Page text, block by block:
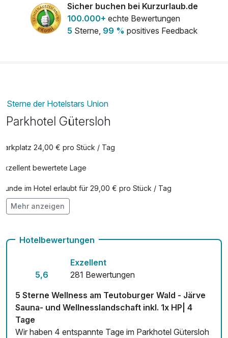
Sicher buchen bei Kurzurlaub.de
100.000+ echte Bewertungen
5 Sterne, 99 % positives Feedback
Sterne der Hotelstars Union
Parkhotel Gütersloh
Parkplatz 24,00 € pro Stück / Tag
Exzellent bewertete Lage
Hunde im Hotel erlaubt für 29,00 € pro Stück / Tag
Check-out bis 12 Uhr
Zimmerservice verfügbar
Mit Hotelbar
Mehr anzeigen
Hotelbewertungen
5,6
Exzellent
281 Bewertungen
5 Sterne Wellness am Teutoburger Wald - Järve
Sauna- und Wellnesslandschaft inkl. 1x HP| 4
Tage
Wir haben 4 entspannte Tage im Parkhotel Gütersloh